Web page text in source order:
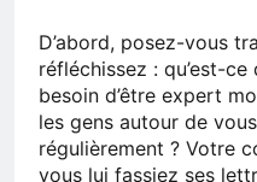
D’abord, posez-vous
réfléchissez : qu’est-
besoin d’être expert
les gens autour de
régulièrement ? Votre
vous lui fassiez ses